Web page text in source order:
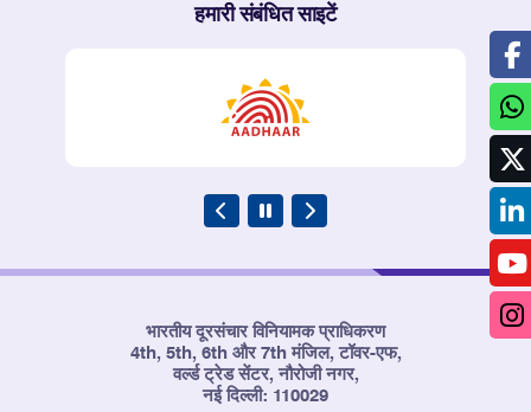
हमारी संबंधित साइटें
भारतीय दूरसंचार विनियामक प्राधिकरण
4th, 5th, 6th और 7th मंजिल, टॉवर-एफ,
वर्ल्ड ट्रेड सेंटर, नौरोजी नगर,
नई दिल्ली: 110029